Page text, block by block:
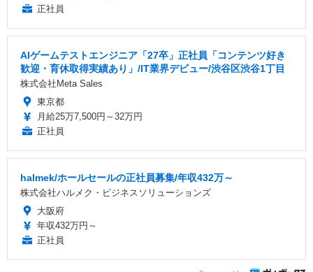
正社員
AIゲームテストエンジニア「27卒」正社員「コンテンツ好き
歓迎・育休取得実績あり」/IT業界デビュー/渋谷区渋谷1丁目
株式会社Meta Sales
東京都
月給25万7,500円～32万円
正社員
halmek/ホールセールの正社員募集/年収432万～
株式会社ハルメク・ビジネスソリューションズ
大阪府
年収432万円～
正社員